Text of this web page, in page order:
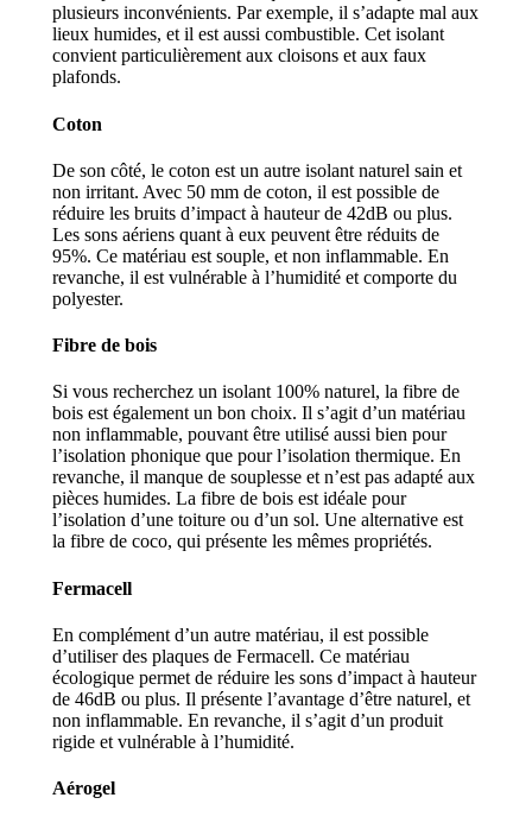
plusieurs inconvénients. Par exemple, il s’adapte mal aux
lieux humides, et il est aussi combustible. Cet isolant
convient particulièrement aux cloisons et aux faux
plafonds.
Coton
De son côté, le coton est un autre isolant naturel sain et
non irritant. Avec 50 mm de coton, il est possible de
réduire les bruits d’impact à hauteur de 42dB ou plus.
Les sons aériens quant à eux peuvent être réduits de
95%. Ce matériau est souple, et non inflammable. En
revanche, il est vulnérable à l’humidité et comporte du
polyester.
Fibre de bois
Si vous recherchez un isolant 100% naturel, la fibre de
bois est également un bon choix. Il s’agit d’un matériau
non inflammable, pouvant être utilisé aussi bien pour
l’isolation phonique que pour l’isolation thermique. En
revanche, il manque de souplesse et n’est pas adapté aux
pièces humides. La fibre de bois est idéale pour
l’isolation d’une toiture ou d’un sol. Une alternative est
la fibre de coco, qui présente les mêmes propriétés.
Fermacell
En complément d’un autre matériau, il est possible
d’utiliser des plaques de Fermacell. Ce matériau
écologique permet de réduire les sons d’impact à hauteur
de 46dB ou plus. Il présente l’avantage d’être naturel, et
non inflammable. En revanche, il s’agit d’un produit
rigide et vulnérable à l’humidité.
Aérogel